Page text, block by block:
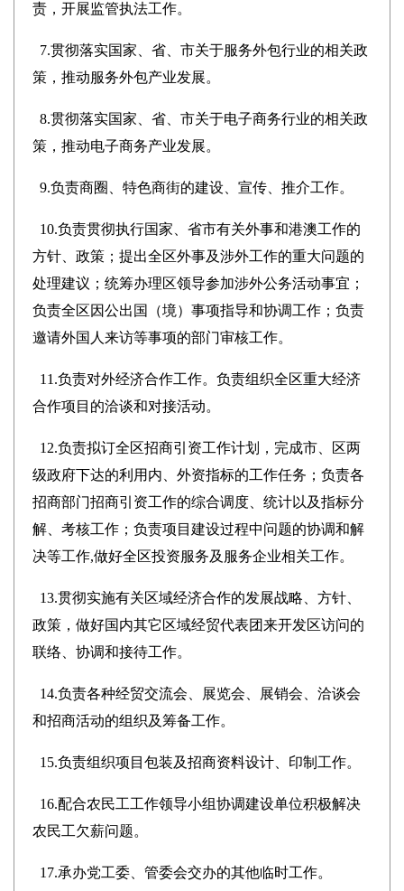
责，开展监管执法工作。
7.贯彻落实国家、省、市关于服务外包行业的相关政
策，推动服务外包产业发展。
8.贯彻落实国家、省、市关于电子商务行业的相关政
策，推动电子商务产业发展。
9.负责商圈、特色商街的建设、宣传、推介工作。
10.负责贯彻执行国家、省市有关外事和港澳工作的
方针、政策；提出全区外事及涉外工作的重大问题的
处理建议；统筹办理区领导参加涉外公务活动事宜；
负责全区因公出国（境）事项指导和协调工作；负责
邀请外国人来访等事项的部门审核工作。
11.负责对外经济合作工作。负责组织全区重大经济
合作项目的洽谈和对接活动。
12.负责拟订全区招商引资工作计划，完成市、区两
级政府下达的利用内、外资指标的工作任务；负责各
招商部门招商引资工作的综合调度、统计以及指标分
解、考核工作；负责项目建设过程中问题的协调和解
决等工作,做好全区投资服务及服务企业相关工作。
13.贯彻实施有关区域经济合作的发展战略、方针、
政策，做好国内其它区域经贸代表团来开发区访问的
联络、协调和接待工作。
14.负责各种经贸交流会、展览会、展销会、洽谈会
和招商活动的组织及筹备工作。
15.负责组织项目包装及招商资料设计、印制工作。
16.配合农民工工作领导小组协调建设单位积极解决
农民工欠薪问题。
17.承办党工委、管委会交办的其他临时工作。